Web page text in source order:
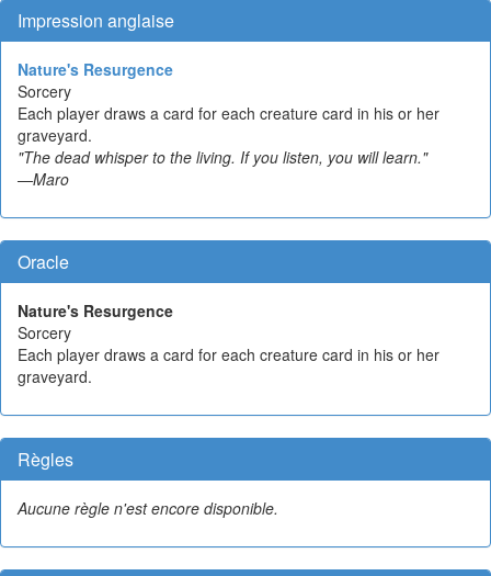
Impression anglaise
Nature's Resurgence
Sorcery
Each player draws a card for each creature card in his or her
graveyard.
"The dead whisper to the living. If you listen, you will learn."
—Maro
Oracle
Nature's Resurgence
Sorcery
Each player draws a card for each creature card in his or her
graveyard.
Règles
Aucune règle n'est encore disponible.